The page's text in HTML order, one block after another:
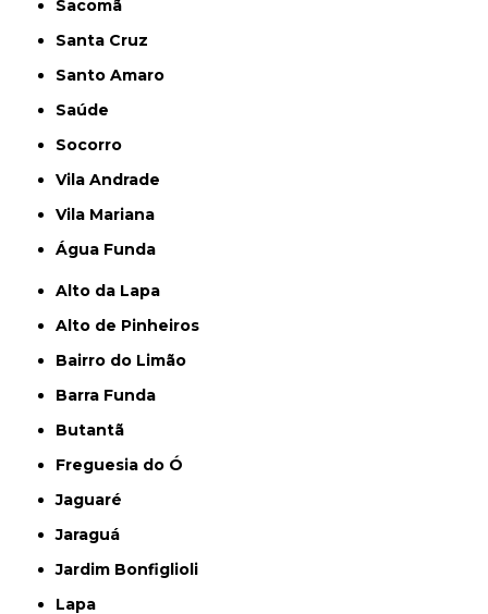
Sacomã
Santa Cruz
Santo Amaro
Saúde
Socorro
Vila Andrade
Vila Mariana
Água Funda
Alto da Lapa
Alto de Pinheiros
Bairro do Limão
Barra Funda
Butantã
Freguesia do Ó
Jaguaré
Jaraguá
Jardim Bonfiglioli
Lapa